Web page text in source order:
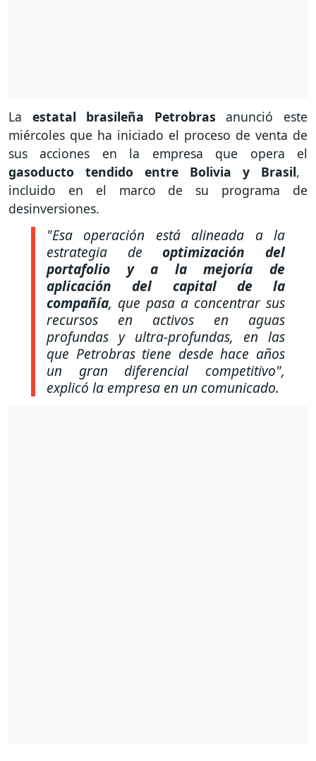
La estatal brasileña Petrobras anunció este
miércoles que ha iniciado el proceso de venta de
sus acciones en la empresa que opera el
gasoducto tendido entre Bolivia y Brasil,
incluido en el marco de su programa de
desinversiones.
"Esa operación está alineada a la
estrategia deoptimización del
portafolio y a la mejoría de
aplicación del capital de la
compañía, que pasa a concentrar sus
recursos en activos en aguas
profundas y ultra-profundas, en las
que Petrobras tiene desde hace años
un gran diferencial competitivo",
explicó la empresa en un comunicado.